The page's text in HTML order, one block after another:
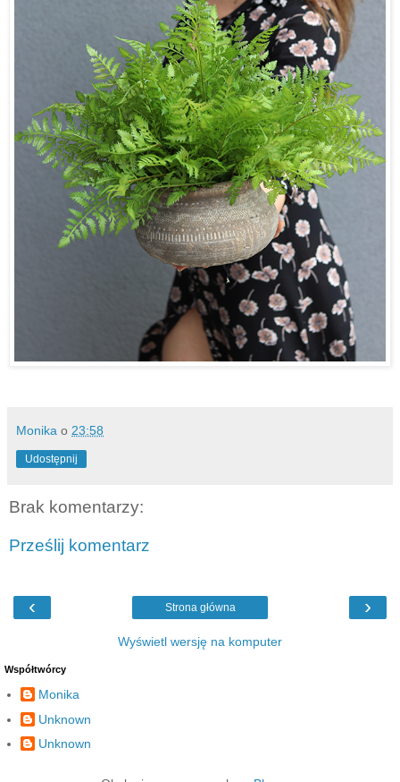
Monika o 23:58
Udostępnij
Brak komentarzy:
Prześlij komentarz
‹ ›
Strona główna
Wyświetl wersję na komputer
Współtwórcy
Monika
Unknown
Unknown